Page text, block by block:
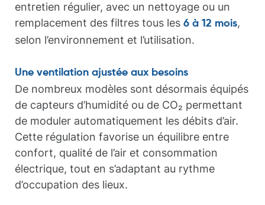
entretien régulier, avec un nettoyage ou un
remplacement des filtres tous les 6 à 12 mois,
selon l’environnement et l’utilisation.
Une ventilation ajustée aux besoins
De nombreux modèles sont désormais équipés
de capteurs d’humidité ou de CO₂ permettant
de moduler automatiquement les débits d’air.
Cette régulation favorise un équilibre entre
confort, qualité de l’air et consommation
électrique, tout en s’adaptant au rythme
d’occupation des lieux.